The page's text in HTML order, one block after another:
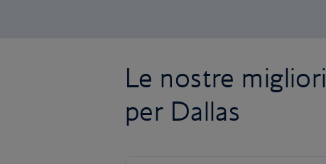
Le nostre
per Dallas